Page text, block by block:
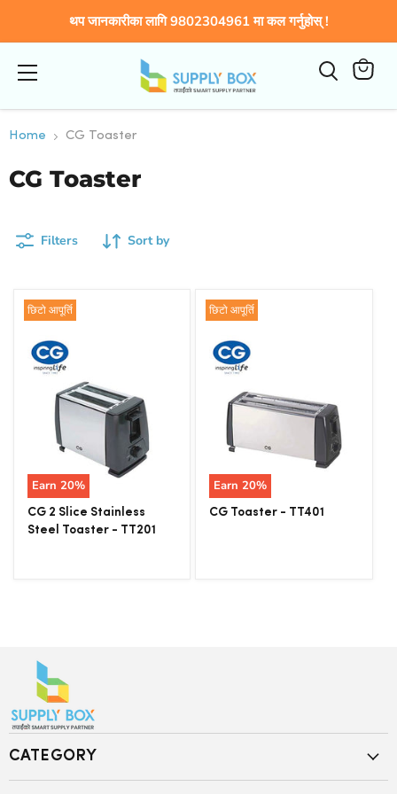
थप जानकारीका लागि 9802304961 मा कल गर्नुहोस् !
cart
Home CG Toaster
CG Toaster
Filters Sort by
छिटो आपूर्ति
Earn 20%
CG 2 Slice Stainless
Steel Toaster - TT201
छिटो आपूर्ति
Earn 20%
CG Toaster - TT401
CATEGORY